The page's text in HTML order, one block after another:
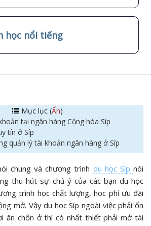
học nổi tiếng
Mục lục (Ẩn)
tại ngân hàng Cộng hòa Síp
tín ở Síp
quản lý tài khoản ngân hàng ở Síp
chung và chương trình du học Síp nói
thu hút sự chú ý của các bạn du học
trình học chất lượng, học phí ưu đãi
mở. Vậy du học Síp ngoài việc phải ổn
ăn chốn ở thì có nhất thiết phải mở tài